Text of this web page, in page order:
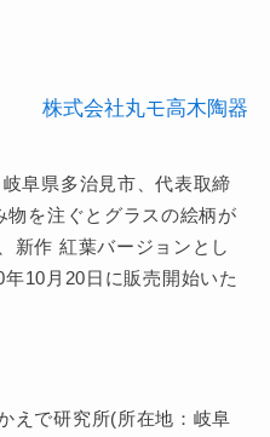
株式会社丸モ高木陶器
阜県多治見市、代表取締
を注ぐとグラスの絵柄が
新作 紅葉バージョンとし
10月20日に販売開始いた
えで研究所(所在地：岐阜